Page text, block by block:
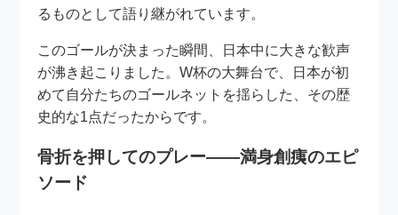
るものとして語り継がれています。
このゴールが決まった瞬間、日本中に大きな歓声
が沸き起こりました。W杯の大舞台で、日本が初
めて自分たちのゴールネットを揺らした、その歴
史的な1点だったからです。
骨折を押してのプレー――満身創痍のエピ
ソード